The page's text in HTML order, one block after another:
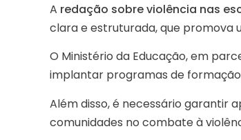
A redação sobre violência nas
clara e estruturada, que promova
O Ministério da Educação, em
implantar programas de
Além disso, é necessário garantir
comunidades no combate à